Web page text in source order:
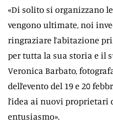
«Di solito si organizzano
vengono ultimate, noi
ringraziare l’abitazione
per tutta la sua storia e il
Veronica Barbato,
dell’evento del 19 e 20
l’idea ai nuovi proprietari
entusiasmo».